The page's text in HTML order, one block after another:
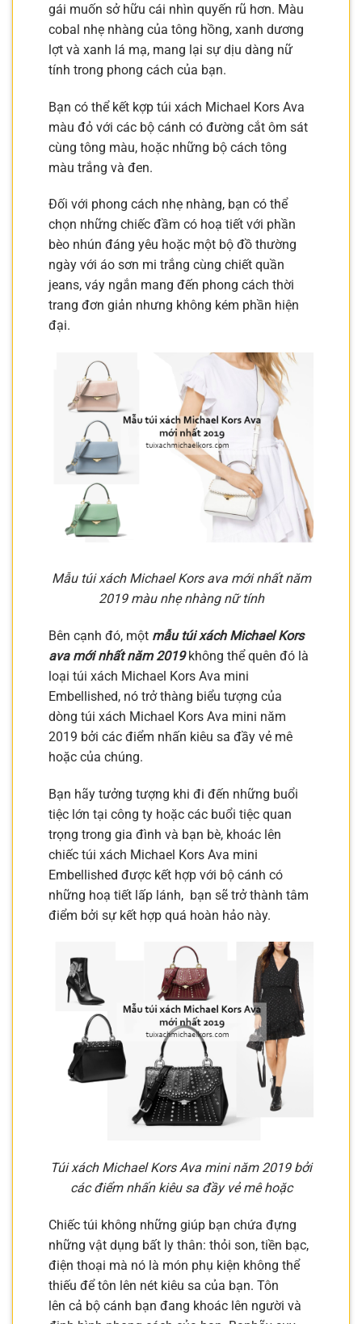
gái muốn sở hữu cái nhìn quyến rũ hơn. Màu
cobal nhẹ nhàng của tông hồng, xanh dương
lợt và xanh lá mạ, mang lại sự dịu dàng nữ
tính trong phong cách của bạn.
Bạn có thể kết kợp túi xách Michael Kors Ava
màu đỏ với các bộ cánh có đường cắt ôm sát
cùng tông màu, hoặc những bộ cách tông
màu trắng và đen.
Đối với phong cách nhẹ nhàng, bạn có thể
chọn những chiếc đầm có hoạ tiết với phần
bèo nhún đáng yêu hoặc một bộ đồ thường
ngày với áo sơn mi trắng cùng chiết quần
jeans, váy ngắn mang đến phong cách thời
trang đơn giản nhưng không kém phần hiện
đại.
Mẫu túi xách Michael Kors ava mới nhất năm
2019 màu nhẹ nhàng nữ tính
Bên cạnh đó, một mẫu túi xách Michael Kors
ava mới nhất năm 2019không thể quên đó là
loại túi xách Michael Kors Ava mini
Embellished, nó trở thàng biểu tượng của
dòng túi xách Michael Kors Ava mini năm
2019 bởi các điểm nhấn kiêu sa đầy vẻ mê
hoặc của chúng.
Bạn hãy tưởng tượng khi đi đến những buổi
tiệc lớn tại công ty hoặc các buổi tiệc quan
trọng trong gia đình và bạn bè, khoác lên
chiếc túi xách Michael Kors Ava mini
Embellished được kết hợp với bộ cánh có
những hoạ tiết lấp lánh, bạn sẽ trở thành tâm
điểm bởi sự kết hợp quá hoàn hảo này.
Túi xách Michael Kors Ava mini năm 2019 bởi
các điểm nhấn kiêu sa đầy vẻ mê hoặc
Chiếc túi không những giúp bạn chứa đựng
những vật dụng bất ly thân: thỏi son, tiền bạc,
điện thoại mà nó là món phụ kiện không thể
thiếu để tôn lên nét kiêu sa của bạn. Tôn
lên cả bộ cánh bạn đang khoác lên người và